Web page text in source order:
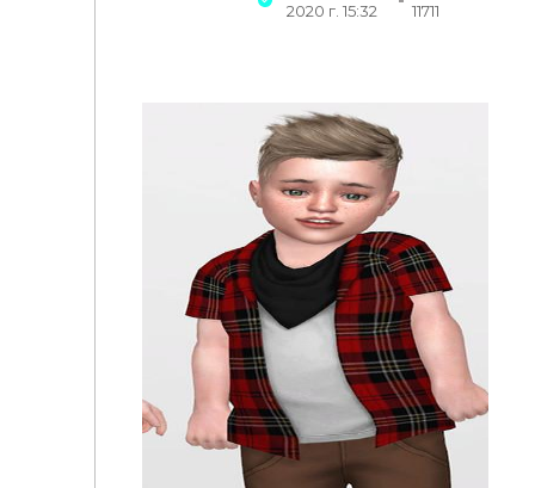
2020 г. 15:32
11711